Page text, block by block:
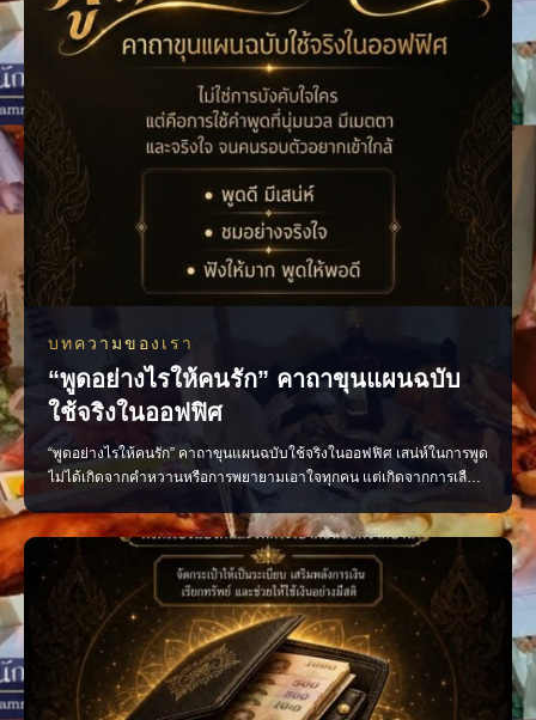
บทความของเรา
“พูดอย่างไรให้คนรัก” คาถาขุนแผนฉบับ
ใช้จริงในออฟฟิศ
“พูดอย่างไรให้คนรัก” คาถาขุนแผนฉบับใช้จริงในออฟฟิศ เสน่ห์ในการพูด
ไม่ได้เกิดจากคำหวานหรือการพยายามเอาใจทุกคน แต่เกิดจากการเลือก
ใช้คำพูดอย่างเหมาะสม น้ำเสียงนุ่มนวล และมีความจริงใจ หลักง่าย ๆ ที่
นำไปใช้ได้จริง พูดดีโดยไม่เสแสร้ง ชื่นชมอย่างจริงใจ รับฟังให้มาก และ
พูดให้พอดี เพียงเปลี่ยนวิธีสื่อสาร บรร